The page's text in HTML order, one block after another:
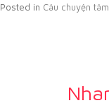
Posted in Câu chuyện